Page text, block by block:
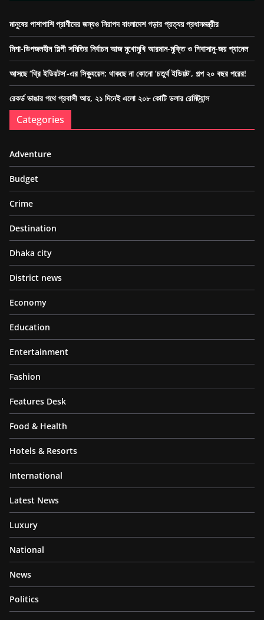
মানুষের পাশাপাশি প্রাণীদের জন্যও নিরাপদ বাংলাদেশ গড়ার প্রত্যয় প্রধানমন্ত্রীর
মিশা-ডিপজলহীন শিল্পী সমিতির নির্বাচন আজ মুখোমুখি আরমান-মুক্তি ও শিবাসানু-জয় প্যানেল
আসছে ‘থ্রি ইডিয়টস’-এর সিক্যুয়েল: থাকছে না কোনো ‘চতুর্থ ইডিয়ট’, গল্প ২০ বছর পরের!
রেকর্ড ভাঙার পথে প্রবাসী আয়, ২১ দিনেই এলো ২০৮ কোটি ডলার রেমিট্যান্স
Categories
Adventure
Budget
Crime
Destination
Dhaka city
District news
Economy
Education
Entertainment
Fashion
Features Desk
Food & Health
Hotels & Resorts
International
Latest News
Luxury
National
News
Politics